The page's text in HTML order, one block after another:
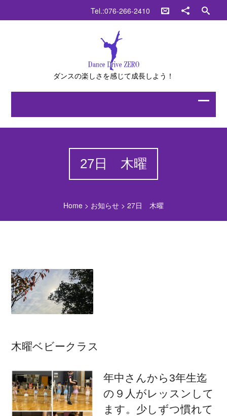
Tel.:076-266-2410
ダンスの楽しさを感じて成長しよう！
27日 木曜
Home> お知らせ> 27日 木曜
木曜ベビークラス
年中さんから3年生迄
の９人がレッスンして
ます。少しずつ慣れて